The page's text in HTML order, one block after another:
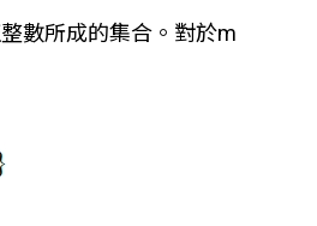
數所成的集合。對於m